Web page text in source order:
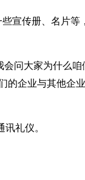
宣传册、名片等
会问大家为什么
的企业与其他企
礼仪。